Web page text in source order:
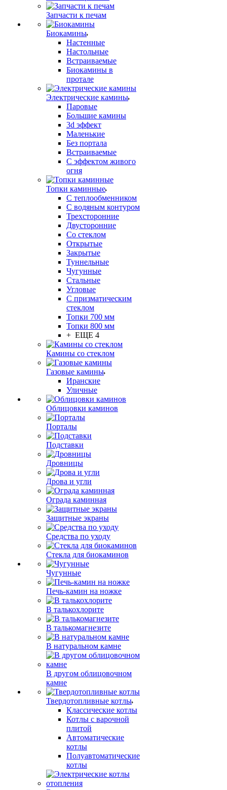
Запчасти к печам
Биокамины
Настенные
Настольные
Встраиваемые
Биокамины в
протале
Электрические камины
Паровые
Большие камины
3d эффект
Маленькие
Без портала
Встраиваемые
С эффектом живого
огня
Топки каминные
С теплообменником
С водяным контуром
Трехсторонние
Двусторонние
Со стеклом
Открытые
Закрытые
Туннельные
Чугунные
Стальные
Угловые
С призматическим
стеклом
Топки 700 мм
Топки 800 мм
+ ЕЩЕ 4
Камины со стеклом
Газовые камины
Иранские
Уличные
Облицовки каминов
Порталы
Подставки
Дровницы
Дрова и угли
Ограда каминная
Защитные экраны
Средства по уходу
Стекла для биокаминов
Чугунные
Печь-камин на ножке
В талькохлорите
В талькомагнезите
В натуральном камне
В другом облицовочном
камне
Твердотопливные котлы
Классические котлы
Котлы с варочной
плитой
Автоматические
котлы
Полуавтоматические
котлы